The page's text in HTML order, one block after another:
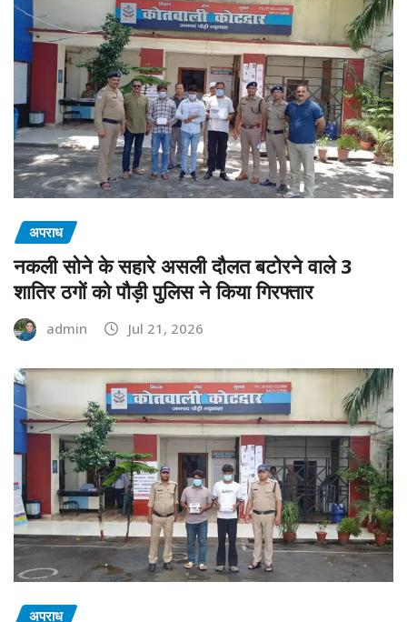
अपराध
नकली सोने के सहारे असली दौलत बटोरने वाले 3
शातिर ठगों को पौड़ी पुलिस ने किया गिरफ्तार
admin Jul 21, 2026
अपराध